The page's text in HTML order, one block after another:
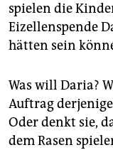
spielen die
Eizellenspende
hätten sein
Was will Daria?
Auftrag
Oder denkt sie,
dem Rasen